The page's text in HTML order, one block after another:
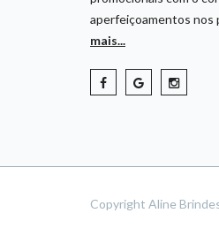
aperfeiçoamentos nos
mais...
Copyright Aline